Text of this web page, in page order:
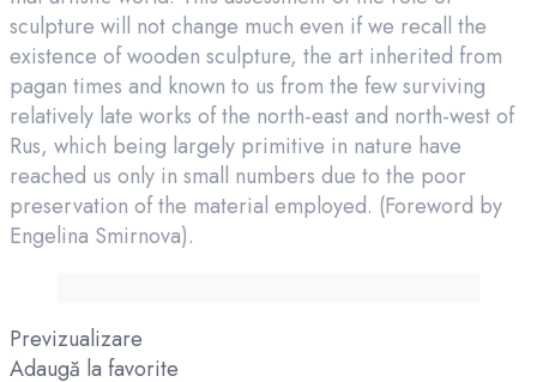
sculpture will not change much even if we recall the
existence of wooden sculpture, the art inherited from
pagan times and known to us from the few surviving
relatively late works of the north-east and north-west of
Rus, which being largely primitive in nature have
reached us only in small numbers due to the poor
preservation of the material employed. (Foreword by
Engelina Smirnova).
Previzualizare
Adaugă la favorite